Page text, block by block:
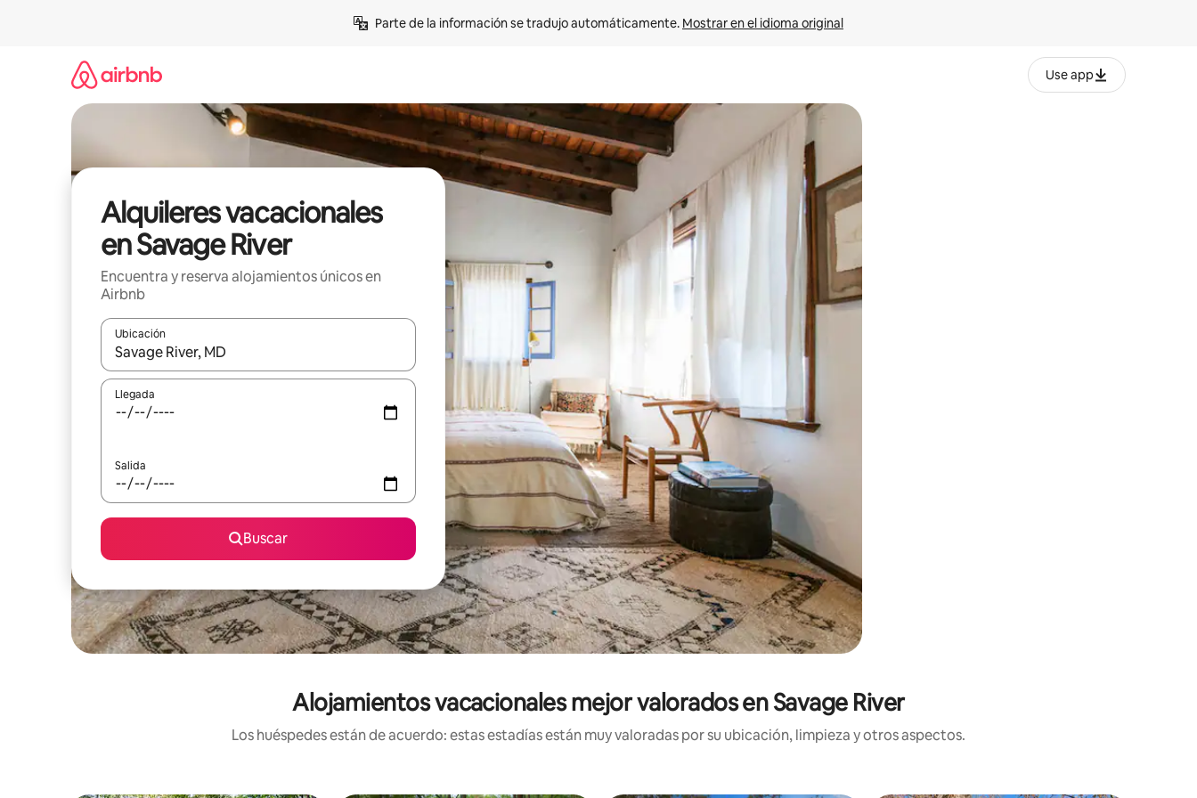
Parte de la información se tradujo automáticamente. Mostrar en el idioma original
Use app
Alquileres vacacionales
en Savage River
Encuentra y reserva alojamientos únicos en
Airbnb
Ubicación
Cuando los resultados estén disponibles, navega con las teclas de flecha hacia arriba y hacia abajo o explora con el tacto o desliza el dedo.
Llegada
Salida
Buscar
Alojamientos vacacionales mejor valorados en Savage River
Los huéspedes están de acuerdo: estas estadías están muy valoradas por su ubicación, limpieza y otros aspectos.